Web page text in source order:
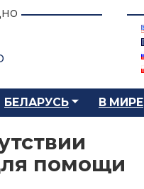
БЕЛАРУСЬ В МИРЕ
помощи